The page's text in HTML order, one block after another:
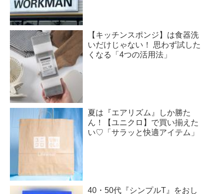
【キッチンスポンジ】は食器洗
いだけじゃない！ 思わず試した
くなる「4つの活用法」
夏は『エアリズム』しか勝た
ん！【ユニクロ】で買い揃えた
い♡「サラッと快適アイテム」
40・50代『シンプルT』をおし